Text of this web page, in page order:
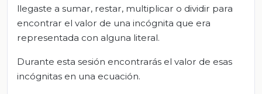
llegaste a sumar, restar, multiplicar o dividir para
encontrar el valor de una incógnita que era
representada con alguna literal.
Durante esta sesión encontrarás el valor de esas
incógnitas en una ecuación.